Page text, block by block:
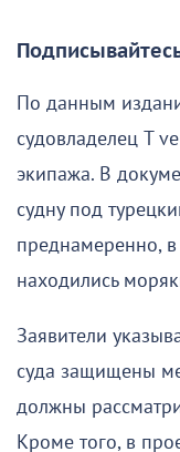
По данным
судовладелец T
экипажа. В
судну под
преднамеренно,
находились
Заявители
суда защищены
должны
Кроме того, в